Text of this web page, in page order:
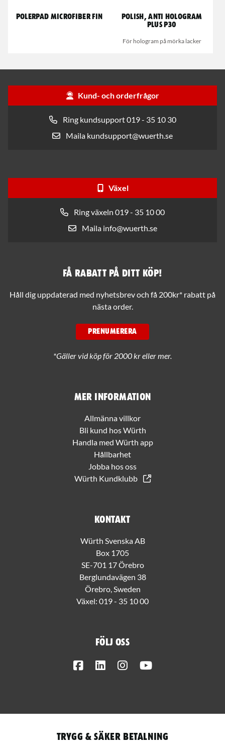
Polerpad Microfiber fin
Polish, Anti Hologram
Plus P30
För hologram på mörka lacker
Kund- och orderfrågor
Ring kundsupport 019 - 35 10 30
Maila kundsupport@wuerth.se
Växel
Ring växeln 019 - 35 10 00
Maila info@wuerth.se
Mer information
Allmänna villkor
Bli kund hos Würth
Handla med Würth app
Hållbarhet
Jobba hos oss
Würth Kundklubb
Kontakt
Würth Svenska AB
Box 1705
SE-701 17 Örebro
Berglundavägen 38
Örebro, Sweden
Växel: 019 - 35 10 00
Följ oss
FacebookLinkedInInstagram
Få rabatt på ditt köp!
Håll dig uppdaterad med nyhetsbrev och få 200kr* rabatt på
nästa order.
PRENUMERERA
*Gäller vid köp för 2000 kr eller mer.
Trygg & säker betalning